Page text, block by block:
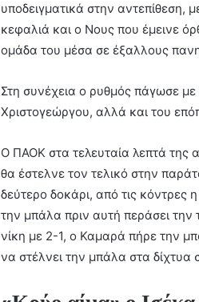
υποδειγματικά στην αντεπίθεση,
κεφαλιά και ο Νους που έμεινε
ομάδα του μέσα σε έξαλλους
Στη συνέχεια ο ρυθμός πάγωσε με
Χριστογεώργου, αλλά και του
Ο ΠΑΟΚ στα τελευταία λεπτά της
θα έστελνε τον τελικό στην
δεύτερο δοκάρι, από τις
την μπάλα πριν αυτή περάσει
νίκη με 2-1, ο Καμαρά πήρε την
να στέλνει την μπάλα στα δίχτυα